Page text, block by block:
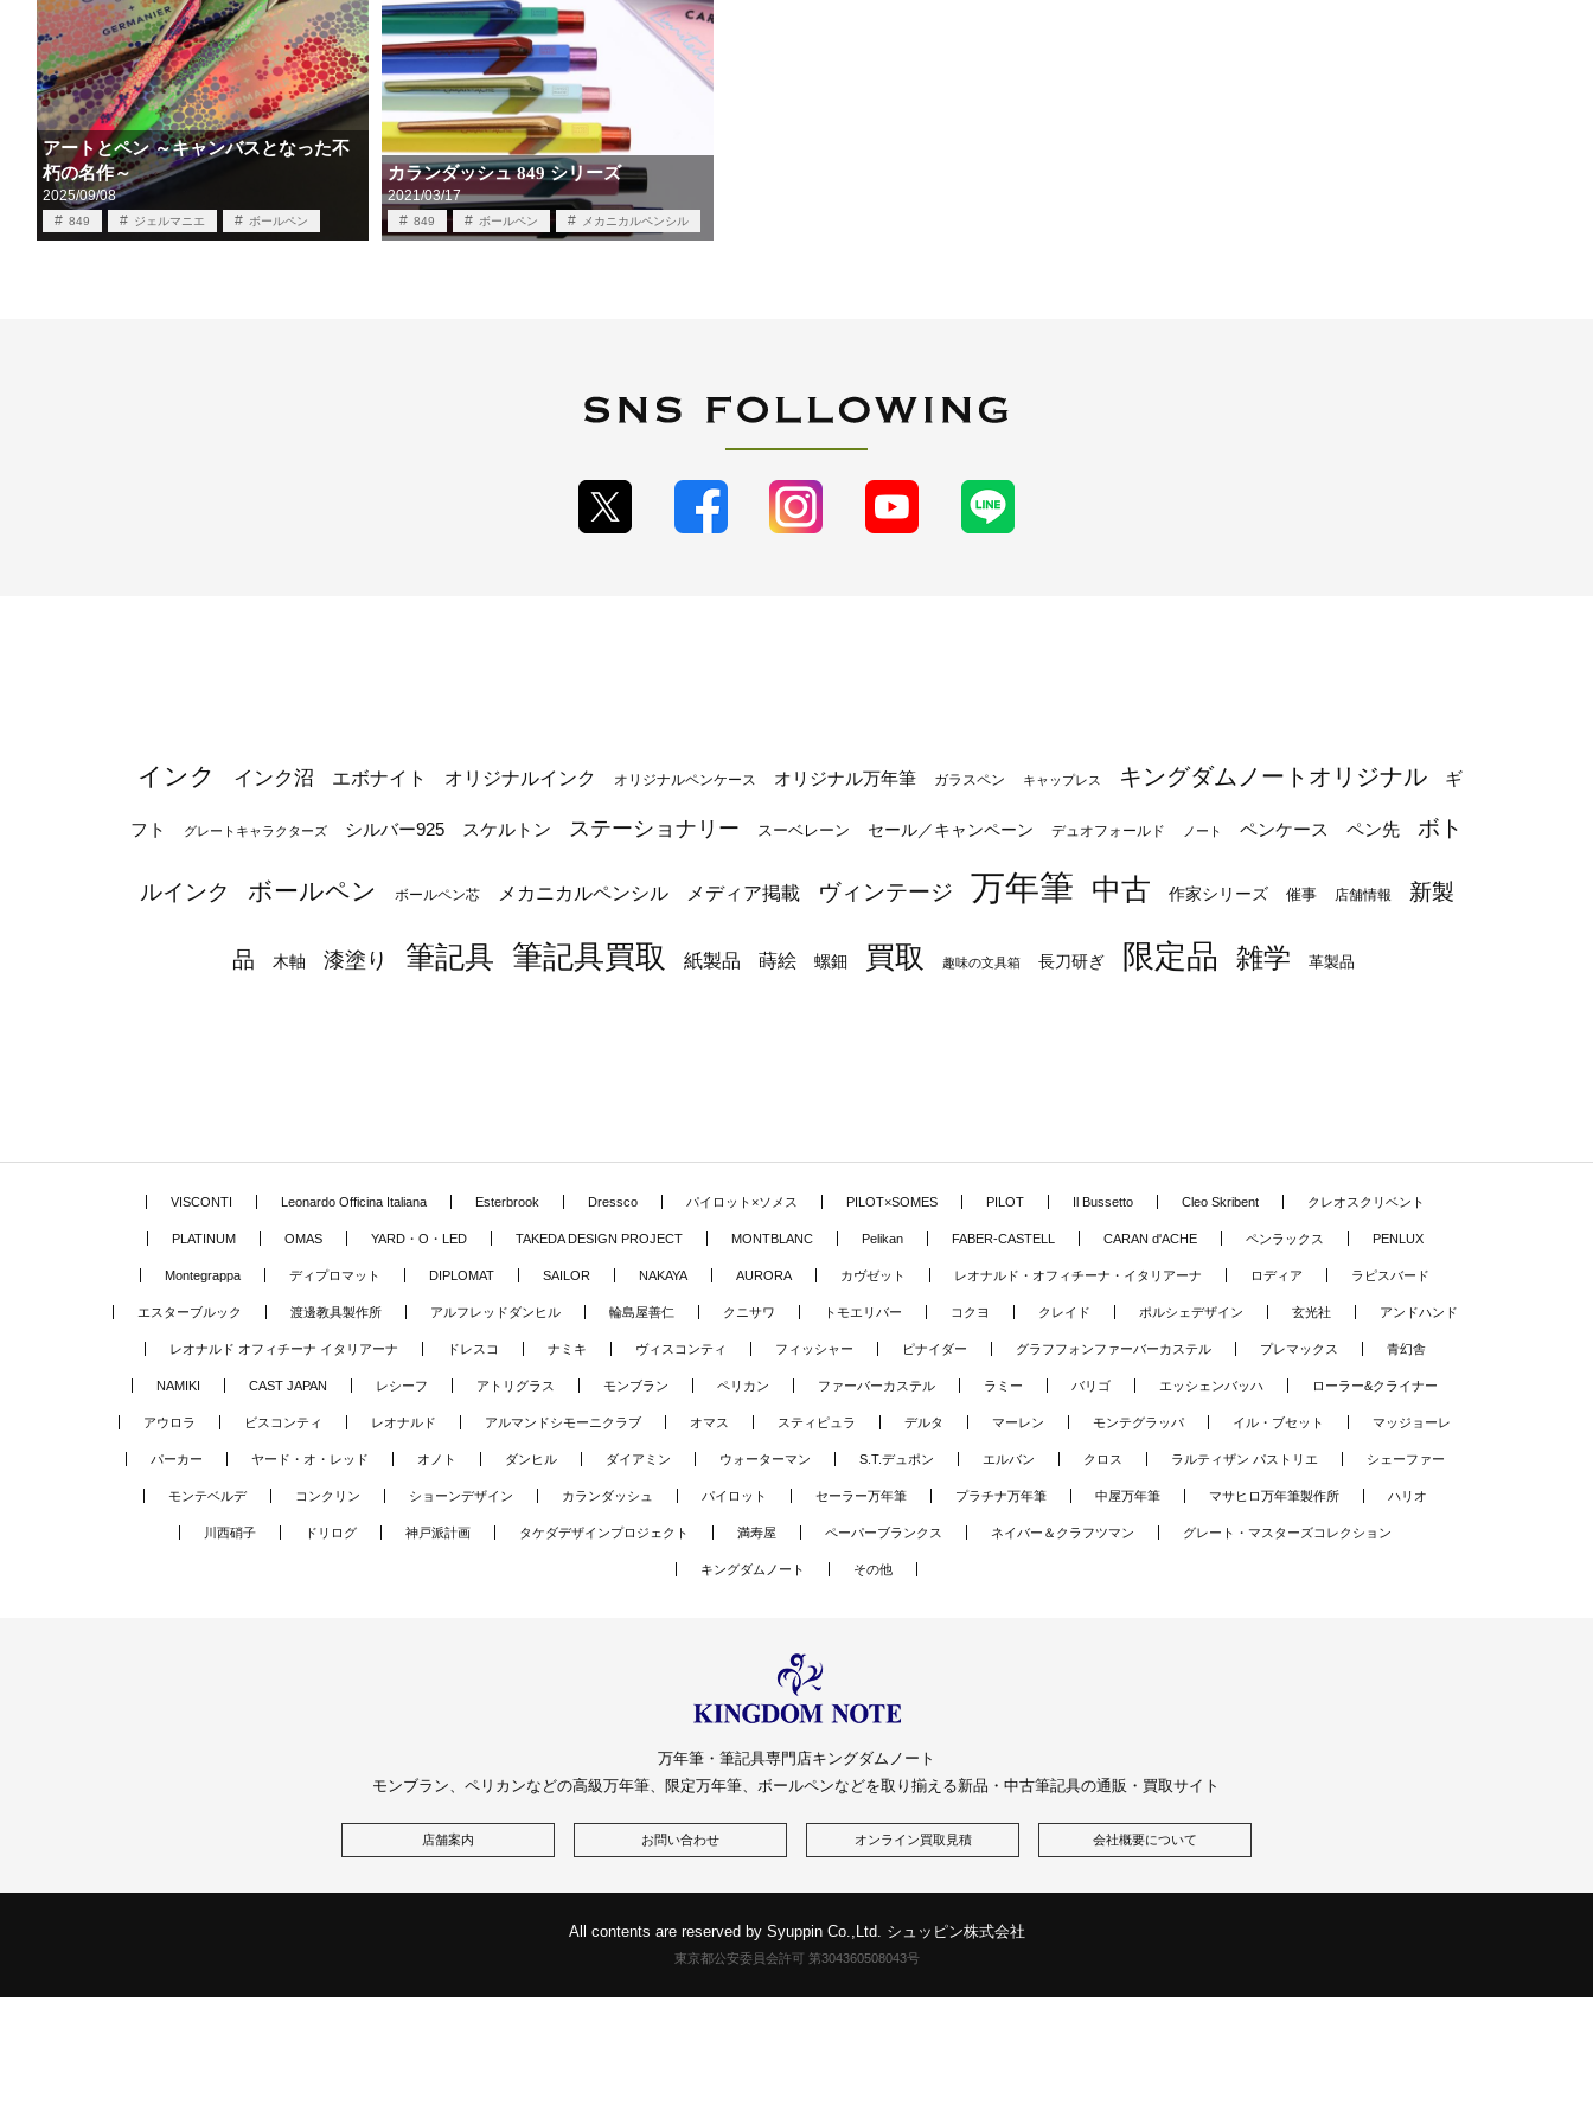
アートとペン ～キャンバスとなった不
朽の名作～
2025/09/08
849 ジェルマニエ ボールペン
カランダッシュ 849 シリーズ
2021/03/17
849 ボールペン メカニカルペンシル
インク インク沼 エボナイト オリジナルインク オリジナルペンケース オリジナル万年筆 ガラスペン キャップレス キングダムノートオリジナル ギ
フト グレートキャラクターズ シルバー925 スケルトン ステーショナリー スーベレーン セール／キャンペーン デュオフォールド ノート ペンケース ペン先 ボト
ルインク ボールペン ボールペン芯 メカニカルペンシル メディア掲載 ヴィンテージ 万年筆 中古 作家シリーズ 催事 店舗情報 新製
品 木軸 漆塗り 筆記具 筆記具買取 紙製品 蒔絵 螺鈿 買取 趣味の文具箱 長刀研ぎ 限定品 雑学 革製品
VISCONTI Leonardo Officina Italiana Esterbrook Dressco パイロット×ソメス PILOT×SOMES PILOT Il Bussetto Cleo Skribent クレオスクリベント
PLATINUM OMAS YARD・O・LED TAKEDA DESIGN PROJECT MONTBLANC Pelikan FABER-CASTELL CARAN d'ACHE ペンラックス PENLUX
Montegrappa ディプロマット DIPLOMAT SAILOR NAKAYA AURORA カヴゼット レオナルド・オフィチーナ・イタリアーナ ロディア ラピスバード
エスターブルック 渡邊教具製作所 アルフレッドダンヒル 輪島屋善仁 クニサワ トモエリバー コクヨ クレイド ポルシェデザイン 玄光社 アンドハンド
レオナルド オフィチーナ イタリアーナ ドレスコ ナミキ ヴィスコンティ フィッシャー ピナイダー グラフフォンファーバーカステル プレマックス 青幻舎
NAMIKI CAST JAPAN レシーフ アトリグラス モンブラン ペリカン ファーバーカステル ラミー バリゴ エッシェンバッハ ローラー&クライナー
アウロラ ビスコンティ レオナルド アルマンドシモーニクラブ オマス スティピュラ デルタ マーレン モンテグラッパ イル・ブセット マッジョーレ
パーカー ヤード・オ・レッド オノト ダンヒル ダイアミン ウォーターマン S.T.デュポン エルバン クロス ラルティザン パストリエ シェーファー
モンテベルデ コンクリン ショーンデザイン カランダッシュ パイロット セーラー万年筆 プラチナ万年筆 中屋万年筆 マサヒロ万年筆製作所 ハリオ
川西硝子 ドリログ 神戸派計画 タケダデザインプロジェクト 満寿屋 ペーパーブランクス ネイバー＆クラフツマン グレート・マスターズコレクション
キングダムノート その他
万年筆・筆記具専門店キングダムノート
モンブラン、ペリカンなどの高級万年筆、限定万年筆、ボールペンなどを取り揃える新品・中古筆記具の通販・買取サイト
店舗案内 お問い合わせ オンライン買取見積 会社概要について
All contents are reserved by Syuppin Co.,Ltd. シュッピン株式会社
東京都公安委員会許可 第304360508043号